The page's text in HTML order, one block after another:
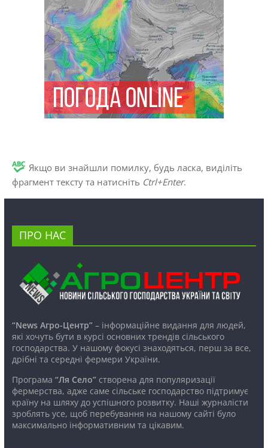
Якщо ви знайшли помилку, будь ласка, виділіть
фрагмент тексту та натисніть Ctrl+Enter.
ПРО НАС
“News Агро-Центр”– інформаційне видання для людей,
які хочуть бути в курсі основних трендів сільського
господарства. У нашому фокусі знаходяться, перш за все,
дрібні та середні фермери України.
Програма “Ля Село”створена для популяризації
фермерства, адже саме сільське господарство підтримує
країну на шляху до успішного розвитку. Наші журналісти
зроблять усе, щоб перебування на нашому сайті було
максимально інформативним та цікавим.